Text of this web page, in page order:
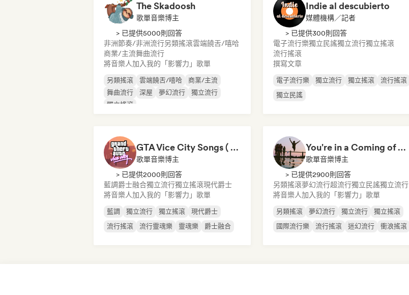
The Skadoosh
歌單音樂博主
> 已提供5000則回答
非洲節奏/非洲流行另類搖滾雲端饒舌/嘻哈
商業/主流舞曲流行
將音樂人加入我的「影響力」歌單
另類搖滾 雲端饒舌/嘻哈
商業/主流
舞曲流行
深屋 夢幻流行
獨立流行
獨立搖滾
Indie al descubierto
媒體機構／記者
> 已提供300則回答
電子流行樂獨立民謠獨立流行獨立搖滾
流行搖滾
撰寫文章
電子流行樂 獨立流行 獨立搖滾
流行搖滾
獨立民謠
GTA Vice City Songs ( 80-90's vibes)
歌單音樂博主
> 已提供2000則回答
藍調爵士融合獨立流行獨立搖滾現代爵士
將音樂人加入我的「影響力」歌單
藍調 獨立流行 獨立搖滾
現代爵士
流行搖滾
流行靈魂樂 靈魂樂 爵士融合
You're in a Coming of Age Movie
歌單音樂博主
> 已提供2900則回答
另類搖滾夢幻流行超流行獨立民謠獨立流行
將音樂人加入我的「影響力」歌單
另類搖滾 夢幻流行 獨立流行
獨立搖滾
國際流行樂
流行搖滾 迷幻流行 衝浪搖滾